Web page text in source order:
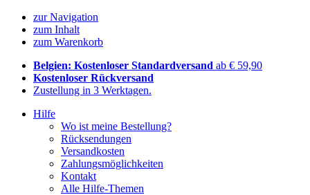
zur Navigation
zum Inhalt
zum Warenkorb
Belgien: Kostenloser Standardversand ab € 59,90
Kostenloser Rückversand
Zustellung in 3 Werktagen.
Hilfe
Wo ist meine Bestellung?
Rücksendungen
Versandkosten
Zahlungsmöglichkeiten
Kontakt
Alle Hilfe-Themen